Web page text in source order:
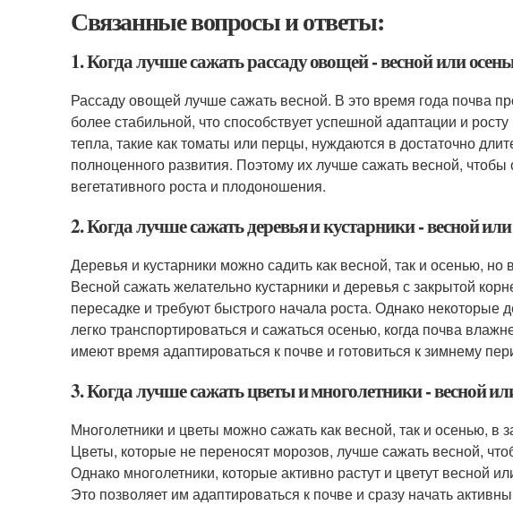
Связанные вопросы и ответы:
1. Когда лучше сажать рассаду овощей - весной или
Рассаду овощей лучше сажать весной. В это время года почва
более стабильной, что способствует успешной адаптации и
тепла, такие как томаты или перцы, нуждаются в достаточно
полноценного развития. Поэтому их лучше сажать весной,
вегетативного роста и плодоношения.
2. Когда лучше сажать деревья и кустарники - весной
Деревья и кустарники можно садить как весной, так и осенью,
Весной сажать желательно кустарники и деревья с закрытой
пересадке и требуют быстрого начала роста. Однако некоторые
легко транспортироваться и сажаться осенью, когда почва
имеют время адаптироваться к почве и готовиться к зимнему
3. Когда лучше сажать цветы и многолетники - весной
Многолетники и цветы можно сажать как весной, так и осенью, в
Цветы, которые не переносят морозов, лучше сажать весной,
Однако многолетники, которые активно растут и цветут весной
Это позволяет им адаптироваться к почве и сразу начать